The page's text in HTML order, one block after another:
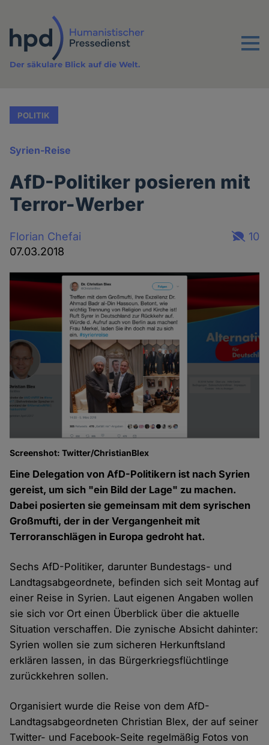
Inhalt
Menu
Der säkulare Blick auf die Welt.
POLITIK
Syrien-Reise
AfD-Politiker posieren mit
Terror-Werber
Florian Chefai
07.03.2018
10
Screenshot: Twitter/ChristianBlex
Eine Delegation von AfD-Politikern ist nach Syrien
gereist, um sich "ein Bild der Lage" zu machen.
Dabei posierten sie gemeinsam mit dem syrischen
Großmufti, der in der Vergangenheit mit
Terroranschlägen in Europa gedroht hat.
Sechs AfD-Politiker, darunter Bundestags- und
Landtagsabgeordnete, befinden sich seit Montag auf
einer Reise in Syrien. Laut eigenen Angaben wollen
sie sich vor Ort einen Überblick über die aktuelle
Situation verschaffen. Die zynische Absicht dahinter:
Syrien wollen sie zum sicheren Herkunftsland
erklären lassen, in das Bürgerkriegsflüchtlinge
zurückkehren sollen.
Organisiert wurde die Reise von dem AfD-
Landtagsabgeordneten Christian Blex, der auf seiner
Twitter- und Facebook-Seite regelmäßig Fotos von